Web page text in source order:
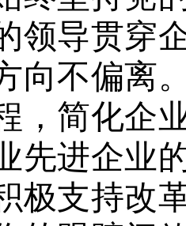
领导贯穿
向不偏离
，简化企
先进企业
极支持改